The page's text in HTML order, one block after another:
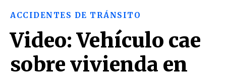
ACCIDENTES DE TRÁNSITO
Video: Vehículo cae
sobre vivienda en